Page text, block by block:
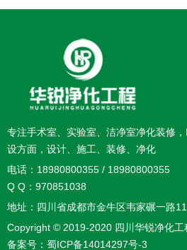
专注手术室、实验室、洁净室净化装修
设方面，设计、施工、装修、净化
电话：18980800355 / 18980800355
Q Q：970851038
地址：四川省成都市金牛区韦家碾一路
Copyright © 2019-2020 四川华锐净化工
备案号： 蜀ICP备14014297号-3